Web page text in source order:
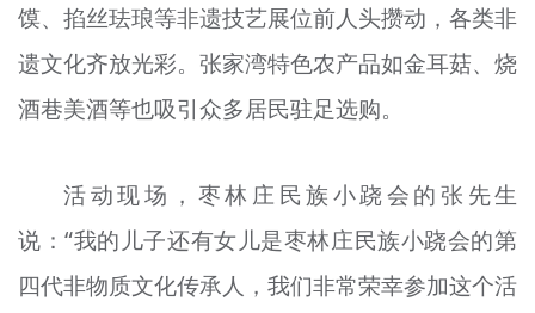
馍、掐丝珐琅等非遗技艺展位前人头攒动，各类非
遗文化齐放光彩。张家湾特色农产品如金耳菇、烧
酒巷美酒等也吸引众多居民驻足选购。
活动现场，枣林庄民族小跷会的张先生
说：“我的儿子还有女儿是枣林庄民族小跷会的第
四代非物质文化传承人，我们非常荣幸参加这个活